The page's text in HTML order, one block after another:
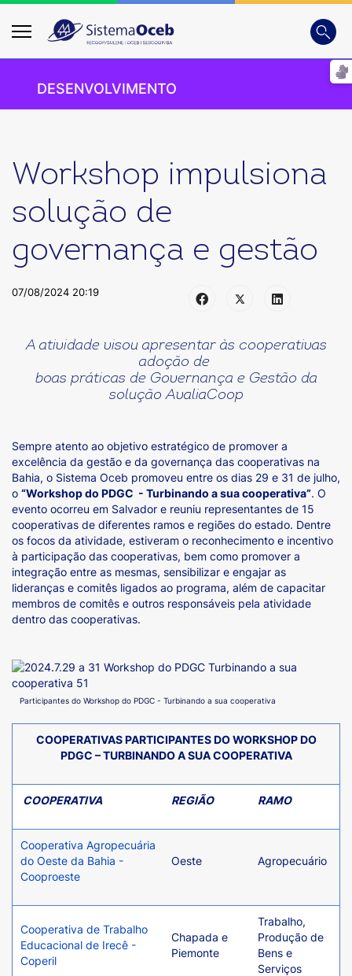
Busca
DESENVOLVIMENTO
Workshop impulsiona
solução de
governança e gestão
07/08/2024 20:19
A atividade visou apresentar às cooperativas
adoção de
boas práticas de Governança e Gestão da
solução AvaliaCoop
Sempre atento ao objetivo estratégico de promover a
excelência da gestão e da governança das cooperativas na
Bahia, o Sistema Oceb promoveu entre os dias 29 e 31 de julho,
o “Workshop do PDGC - Turbinando a sua cooperativa”. O
evento ocorreu em Salvador e reuniu representantes de 15
cooperativas de diferentes ramos e regiões do estado. Dentre
os focos da atividade, estiveram o reconhecimento e incentivo
à participação das cooperativas, bem como promover a
integração entre as mesmas, sensibilizar e engajar as
lideranças e comitês ligados ao programa, além de capacitar
membros de comitês e outros responsáveis pela atividade
dentro das cooperativas.
Participantes do Workshop do PDGC - Turbinando a sua cooperativa
COOPERATIVAS PARTICIPANTES DO WORKSHOP DO
PDGC – TURBINANDO A SUA COOPERATIVA
COOPERATIVA REGIÃO RAMO
Cooperativa Agropecuária
do Oeste da Bahia -
Cooproeste
Oeste Agropecuário
Cooperativa de Trabalho
Educacional de Irecê -
Coperil
Chapada e
Piemonte
Trabalho,
Produção de
Bens e
Serviços